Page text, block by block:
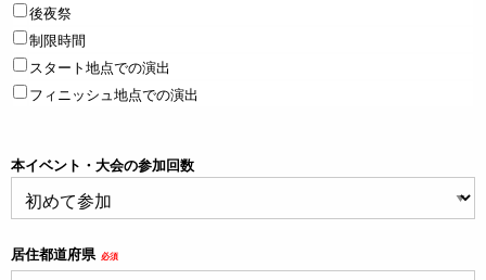
後夜祭
制限時間
スタート地点での演出
フィニッシュ地点での演出
本イベント・大会の参加回数
居住都道府県 必須